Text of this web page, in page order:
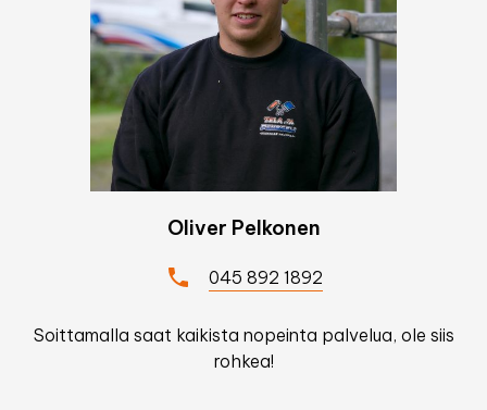
Oliver Pelkonen
045 892 1892
Soittamalla saat kaikista nopeinta palvelua, ole siis
rohkea!